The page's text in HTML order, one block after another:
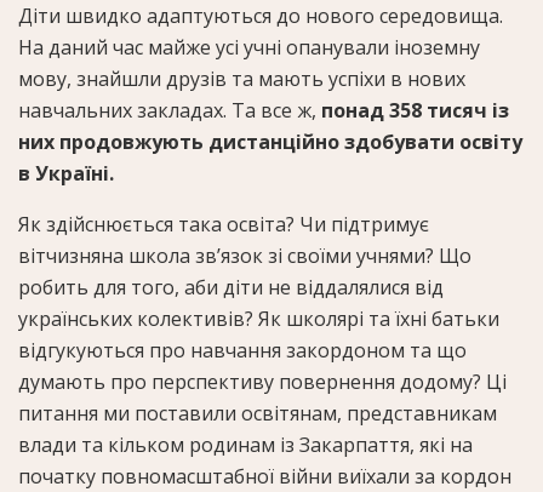
Діти швидко адаптуються до нового середовища.
На даний час майже усі учні опанували іноземну
мову, знайшли друзів та мають успіхи в нових
навчальних закладах. Та все ж, понад 358 тисяч із
них продовжують дистанційно здобувати освіту
в Україні.
Як здійснюється така освіта? Чи підтримує
вітчизняна школа зв’язок зі своїми учнями? Що
робить для того, аби діти не віддалялися від
українських колективів? Як школярі та їхні батьки
відгукуються про навчання закордоном та що
думають про перспективу повернення додому? Ці
питання ми поставили освітянам, представникам
влади та кільком родинам із Закарпаття, які на
початку повномасштабної війни виїхали за кордон